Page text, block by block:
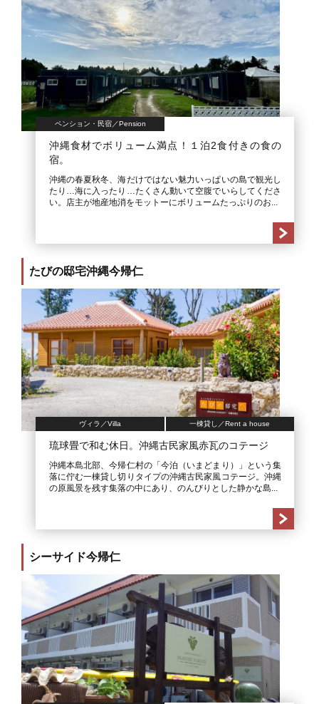
ペンション・民宿／Pension
沖縄食材でボリューム満点！１泊2食付きの食の
宿。
沖縄の春夏秋冬、海だけではない魅力いっぱいの島で観光し
たり…海に入ったり…たくさん動いて空腹でいらしてくださ
い。店主が地産地消をモットーにボリュームたっぷりのお...
たびの邸宅沖縄今帰仁
ヴィラ／Villa 一棟貸し／Rent a house
琉球畳で和む休日。沖縄古民家風赤瓦のコテージ
沖縄本島北部、今帰仁村の「今泊（いまどまり）」という集
落に佇む一棟貸し切りタイプの沖縄古民家風コテージ。沖縄
の原風景を残す集落の中にあり、のんびりとした静かな島...
シーサイド今帰仁